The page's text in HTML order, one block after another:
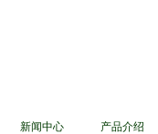
新闻中心 产品介绍